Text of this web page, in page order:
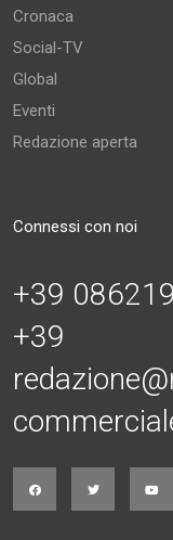
Cronaca
Social-TV
Global
Eventi
Redazione aperta
Connessi con noi
+39
+39